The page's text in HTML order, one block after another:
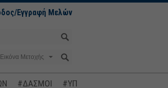
Εγγραφή Μελών
#ΔΑΣΜΟΙ #ΥΠΟΚΛΟΠΕΣ